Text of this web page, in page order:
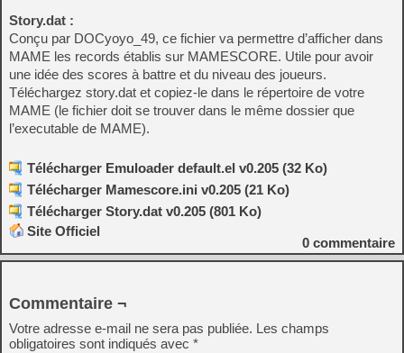
Story.dat :
Conçu par DOCyoyo_49, ce fichier va permettre d’afficher dans
MAME les records établis sur MAMESCORE. Utile pour avoir
une idée des scores à battre et du niveau des joueurs.
Téléchargez story.dat et copiez-le dans le répertoire de votre
MAME (le fichier doit se trouver dans le même dossier que
l’executable de MAME).
Télécharger Emuloader default.el v0.205 (32 Ko)
Télécharger Mamescore.ini v0.205 (21 Ko)
Télécharger Story.dat v0.205 (801 Ko)
Site Officiel
0 commentaire
Commentaire ¬
Votre adresse e-mail ne sera pas publiée. Les champs
obligatoires sont indiqués avec *